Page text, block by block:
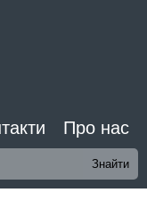
Про нас